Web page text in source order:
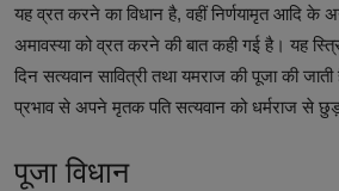
Gallery
Terms of Service
यह व्रत करने का विधान है, वहीं निर्णयामृत आदि के
अमावस्या को व्रत करने की बात कही गई है। यह
दिन सत्यवान सावित्री तथा यमराज की पूजा की
प्रभाव से अपने मृतक पति सत्यवान को धर्मराज से
पूजा विधान